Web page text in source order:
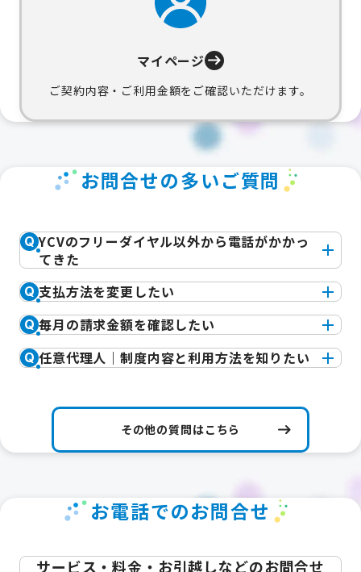
マイページ
ご契約内容・ご利用金額をご確認いただけます。
お問合せの多いご質問
Q YCVのフリーダイヤル以外から電話がかかっ
てきた
Q 支払方法を変更したい
Q 毎月の請求金額を確認したい
Q 任意代理人｜制度内容と利用方法を知りたい
その他の質問はこちら
お電話でのお問合せ
サービス・料金・お引越しなどのお問合せ